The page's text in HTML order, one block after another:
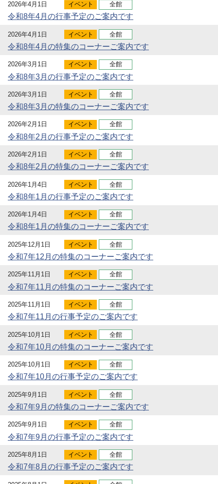
2026年4月1日 イベント 全館
令和8年4月の行事予定のご案内です
2026年4月1日 イベント 全館
令和8年4月の特集のコーナーご案内です
2026年3月1日 イベント 全館
令和8年3月の行事予定のご案内です
2026年3月1日 イベント 全館
令和8年3月の特集のコーナーご案内です
2026年2月1日 イベント 全館
令和8年2月の行事予定のご案内です
2026年2月1日 イベント 全館
令和8年2月の特集のコーナーご案内です
2026年1月4日 イベント 全館
令和8年1月の行事予定のご案内です
2026年1月4日 イベント 全館
令和8年1月の特集のコーナーご案内です
2025年12月1日 イベント 全館
令和7年12月の特集のコーナーご案内です
2025年11月1日 イベント 全館
令和7年11月の特集のコーナーご案内です
2025年11月1日 イベント 全館
令和7年11月の行事予定のご案内です
2025年10月1日 イベント 全館
令和7年10月の特集のコーナーご案内です
2025年10月1日 イベント 全館
令和7年10月の行事予定のご案内です
2025年9月1日 イベント 全館
令和7年9月の特集のコーナーご案内です
2025年9月1日 イベント 全館
令和7年9月の行事予定のご案内です
2025年8月1日 イベント 全館
令和7年8月の行事予定のご案内です